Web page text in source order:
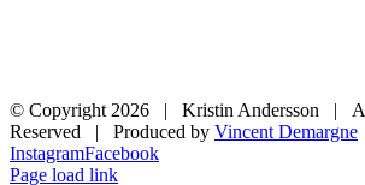
© Copyright 2026 | Kristin Andersson |
Reserved | Produced by Vincent Demargne
InstagramFacebook
Page load link